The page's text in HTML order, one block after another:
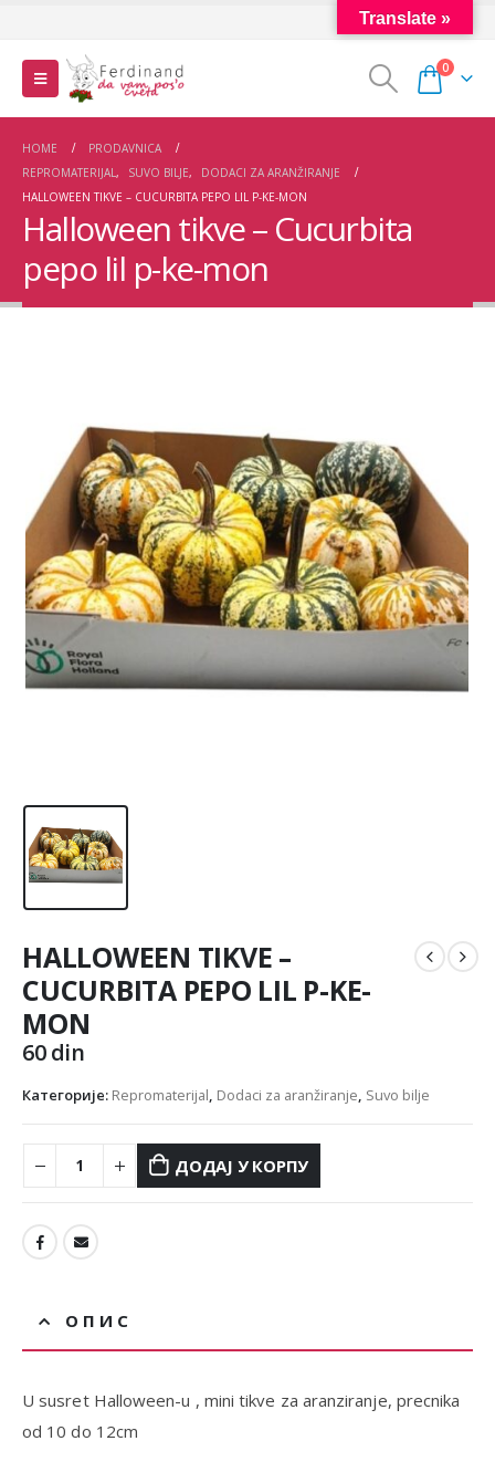
0
HOME
PRODAVNICA
REPROMATERIJAL, SUVO BILJE,
DODACI ZA ARANŽIRANJE
HALLOWEEN TIKVE – CUCURBITA PEPO LIL P-KE-MON
Halloween tikve – Cucurbita
pepo lil p-ke-mon
HALLOWEEN TIKVE –
CUCURBITA PEPO LIL P-KE-
MON
60din
Категорије: Repromaterijal, Dodaci za aranžiranje, Suvo bilje
ДОДАЈ У КОРПУ
ОПИС
U susret Halloween-u , mini tikve za aranziranje, precnika
od 10 do 12cm
Translate »